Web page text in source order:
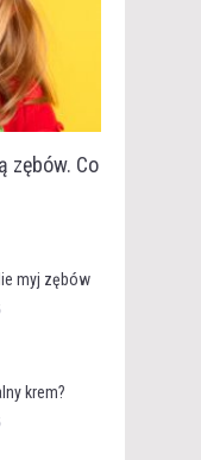
zębów. Co
myj zębów
krem?